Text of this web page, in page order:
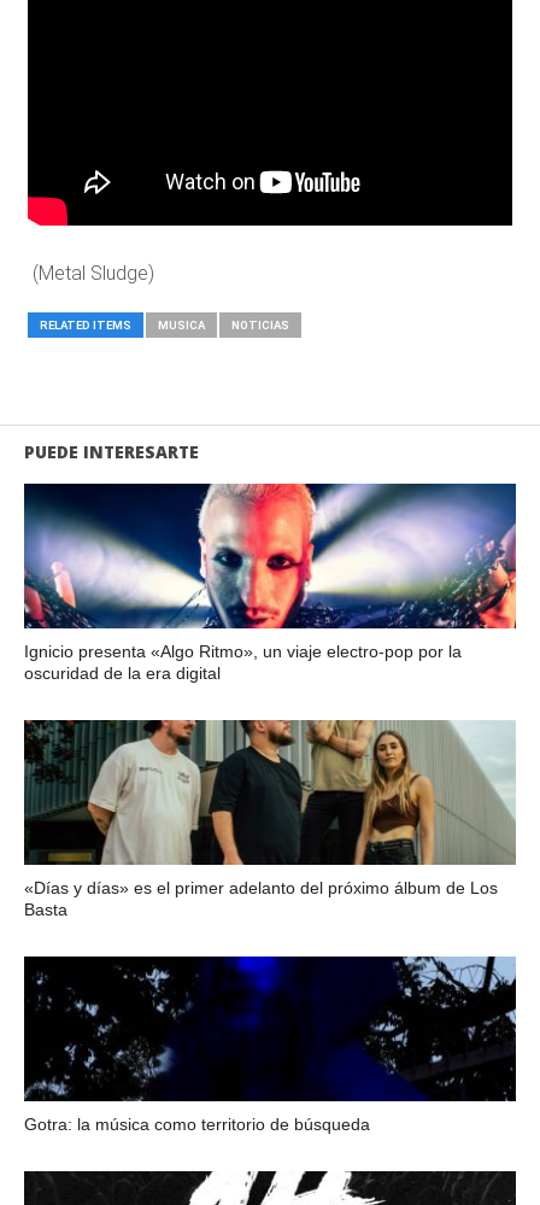
(Metal Sludge)
RELATED ITEMS MUSICA NOTICIAS
PUEDE INTERESARTE
Ignicio presenta «Algo Ritmo», un viaje electro-pop por la
oscuridad de la era digital
«Días y días» es el primer adelanto del próximo álbum de Los
Basta
Gotra: la música como territorio de búsqueda